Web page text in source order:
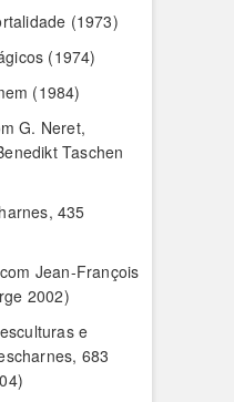
(1973)
(1974)
(1984)
G. Neret,
Taschen
435
Jean-François
2002)
e
683